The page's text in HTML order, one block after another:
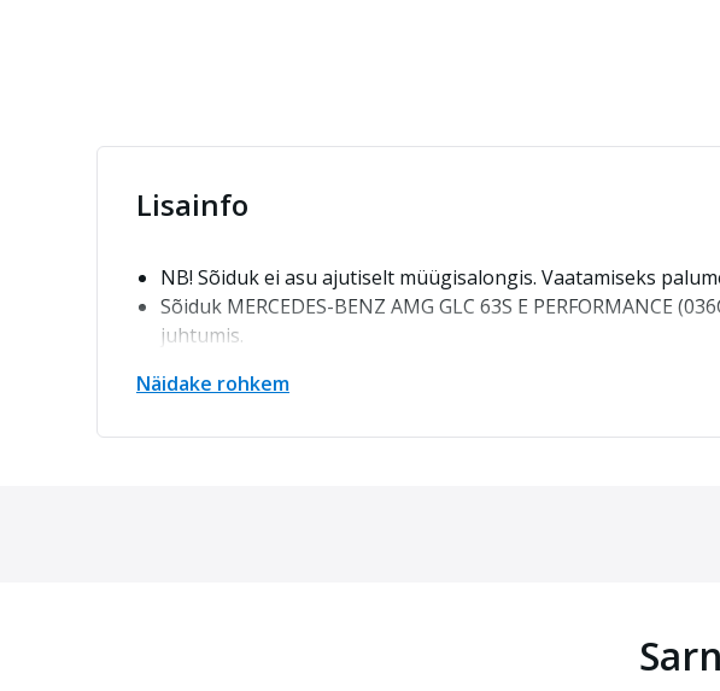
Lisainfo
NB! Sõiduk ei asu ajutiselt müügisalongis. Vaatamiseks
Sõiduk MERCEDES-BENZ AMG GLC 63S E
juhtumis.
Müügihinnale lisandub loovutuspakett 199 €
Näidake rohkem